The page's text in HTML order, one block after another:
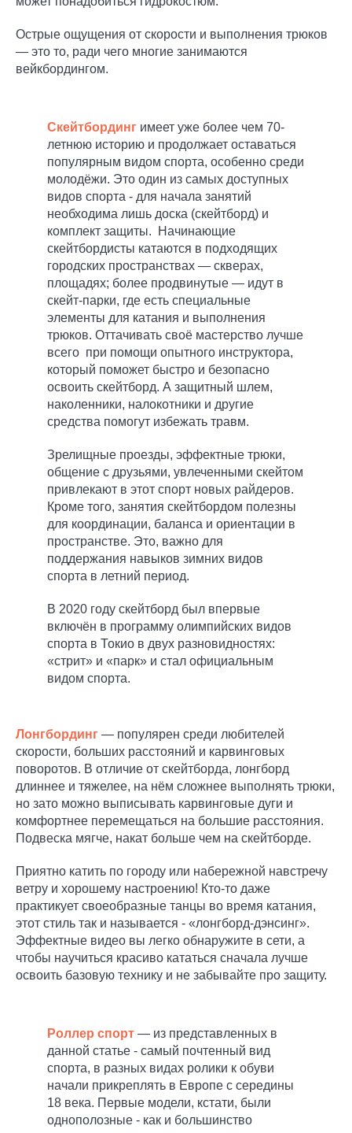
Острые ощущения от скорости и выполнения трюков
— это то, ради чего многие занимаются
вейкбордингом.
Скейтбординг имеет уже более чем 70-
летнюю историю и продолжает оставаться
популярным видом спорта, особенно среди
молодёжи. Это один из самых доступных
видов спорта - для начала занятий
необходима лишь доска (скейтборд) и
комплект защиты. Начинающие
скейтбордисты катаются в подходящих
городских пространствах — скверах,
площадях; более продвинутые — идут в
скейт-парки, где есть специальные
элементы для катания и выполнения
трюков. Оттачивать своё мастерство лучше
всего при помощи опытного инструктора,
который поможет быстро и безопасно
освоить скейтборд. А защитный шлем,
наколенники, налокотники и другие
средства помогут избежать травм.
Зрелищные проезды, эффектные трюки,
общение с друзьями, увлеченными скейтом
привлекают в этот спорт новых райдеров.
Кроме того, занятия скейтбордом полезны
для координации, баланса и ориентации в
пространстве. Это, важно для
поддержания навыков зимних видов
спорта в летний период.
В 2020 году скейтборд был впервые
включён в программу олимпийских видов
спорта в Токио в двух разновидностях:
«стрит» и «парк» и стал официальным
видом спорта.
Лонгбординг — популярен среди любителей
скорости, больших расстояний и карвинговых
поворотов. В отличие от скейтборда, лонгборд
длиннее и тяжелее, на нём сложнее выполнять трюки,
но зато можно выписывать карвинговые дуги и
комфортнее перемещаться на большие расстояния.
Подвеска мягче, накат больше чем на скейтборде.
Приятно катить по городу или набережной навстречу
ветру и хорошему настроению! Кто-то даже
практикует своеобразные танцы во время катания,
этот стиль так и называется - «лонгборд-дэнсинг».
Эффектные видео вы легко обнаружите в сети, а
чтобы научиться красиво кататься сначала лучше
освоить базовую технику и не забывайте про защиту.
Роллер спорт — из представленных в
данной статье - самый почтенный вид
спорта, в разных видах ролики к обуви
начали прикреплять в Европе с середины
18 века. Первые модели, кстати, были
однополозные - как и большинство